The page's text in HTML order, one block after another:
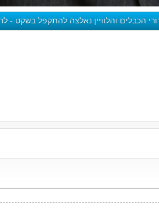
הכבלים והלוויין נאלצה להתקפל בשקט -